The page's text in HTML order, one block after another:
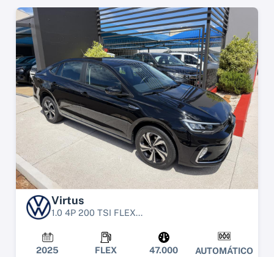
Virtus
1.0 4P 200 TSI FLEX...
2025 FLEX 47.000 AUTOMÁTICO